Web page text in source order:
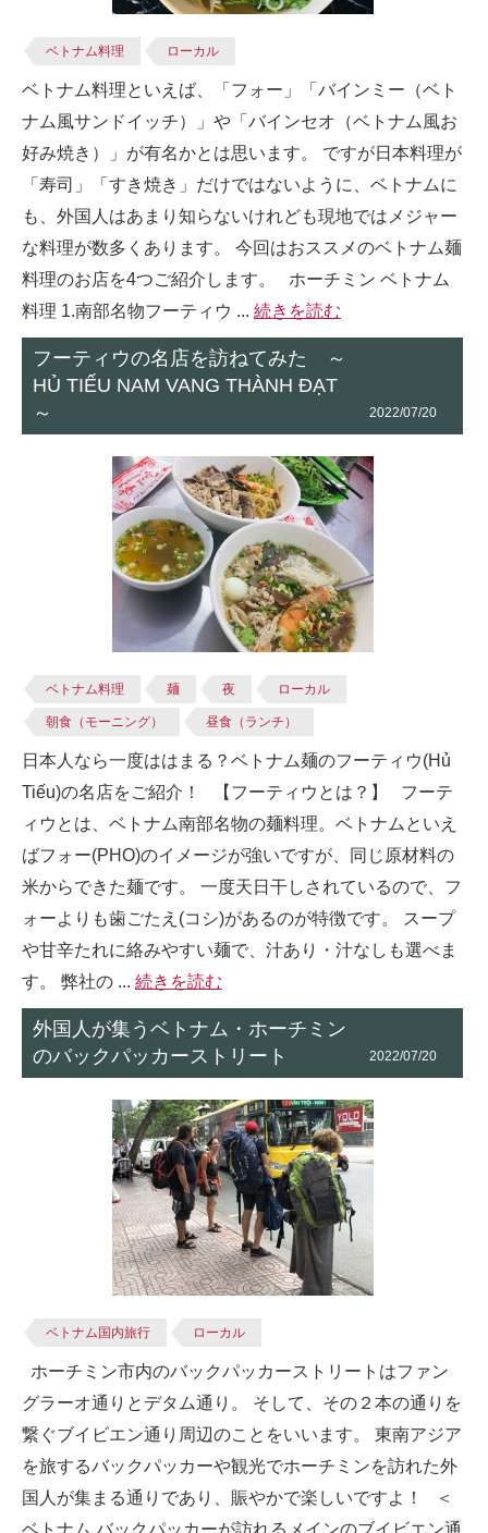
ベトナム料理 ローカル
ベトナム料理といえば、「フォー」「バインミー（ベト
ナム風サンドイッチ）」や「バインセオ（ベトナム風お
好み焼き）」が有名かとは思います。 ですが日本料理が
「寿司」「すき焼き」だけではないように、ベトナムに
も、外国人はあまり知らないけれども現地ではメジャー
な料理が数多くあります。 今回はおススメのベトナム麺
料理のお店を4つご紹介します。 ホーチミン ベトナム
料理 1.南部名物フーティウ ... 続きを読む
フーティウの名店を訪ねてみた ～
HỦ TIẾU NAM VANG THÀNH ĐẠT
～
2022/07/20
ベトナム料理 麺 夜 ローカル
朝食（モーニング） 昼食（ランチ）
日本人なら一度ははまる？ベトナム麺のフーティウ(Hủ
Tiếu)の名店をご紹介！ 【フーティウとは？】 フーテ
ィウとは、ベトナム南部名物の麺料理。ベトナムといえ
ばフォー(PHO)のイメージが強いですが、同じ原材料の
米からできた麺です。 一度天日干しされているので、フ
ォーよりも歯ごたえ(コシ)があるのが特徴です。 スープ
や甘辛たれに絡みやすい麺で、汁あり・汁なしも選べま
す。 弊社の ... 続きを読む
外国人が集うベトナム・ホーチミン
のバックパッカーストリート
2022/07/20
ベトナム国内旅行 ローカル
ホーチミン市内のバックパッカーストリートはファン
グラーオ通りとデタム通り。 そして、その２本の通りを
繋ぐブイビエン通り周辺のことをいいます。 東南アジア
を旅するバックパッカーや観光でホーチミンを訪れた外
国人が集まる通りであり、賑やかで楽しいですよ！ ＜
ベトナム バックパッカーが訪れるメインのブイビエン通